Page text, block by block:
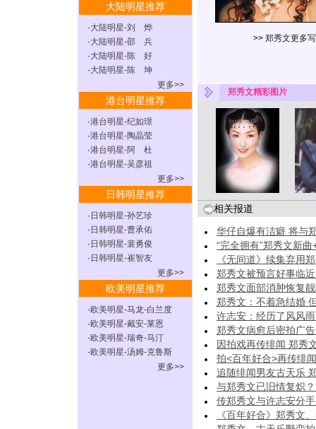
大陆明星推荐
·大陆明星-刘 烨
·大陆明星-邵 兵
·大陆明星-陈 好
·大陆明星-陈 坤
更多>>
港台明星推荐
·港台明星-纪如璟
·港台明星-陶晶莹
·港台明星-阿 杜
·港台明星-吴彦祖
更多>>
日韩明星推荐
· 日韩明星-孙艺珍
· 日韩明星-曹承佑
· 日韩明星-裴勇俊
· 日韩明星-崔智友
更多>>
欧美明星推荐
·欧美明星-马龙-白兰度
·欧美明星-戴安-莱恩
·欧美明星-瑞奇-马汀
·欧美明星-汤姆-克鲁斯
更多>>
>> 郑秀文更多
郑秀文精彩图片
相关报道
华仔自爆有洁癖 将与
“完全拥有”郑秀文新
《无间道》续集弃用
郑秀文被预言好事临
郑秀文面部消肿恢复
郑秀文：不着急结婚
许志安：经历了风风
郑秀文病愈后密拍广
因拍戏再传绯闻 郑秀
拍<百年好合>再传绯
追随绯闻男友古天乐
与郑秀文已旧情复炽
传郑秀文与许志安分
《百年好合》郑秀文